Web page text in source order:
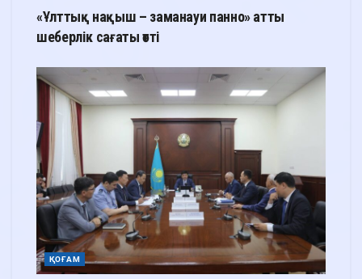
«Ұлттық нақыш – заманауи панно» атты
шеберлік сағаты өтті
ҚОҒАМ